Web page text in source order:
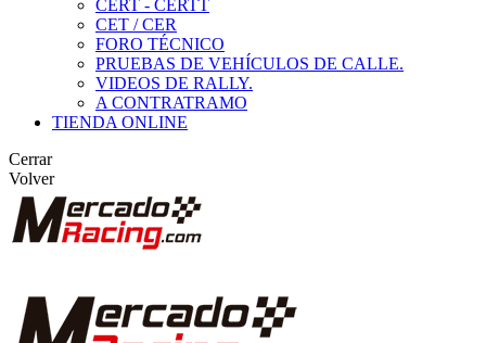
CERT - CERTT
CET / CER
FORO TÉCNICO
PRUEBAS DE VEHÍCULOS DE CALLE.
VIDEOS DE RALLY.
A CONTRATRAMO
TIENDA ONLINE
Cerrar
Volver